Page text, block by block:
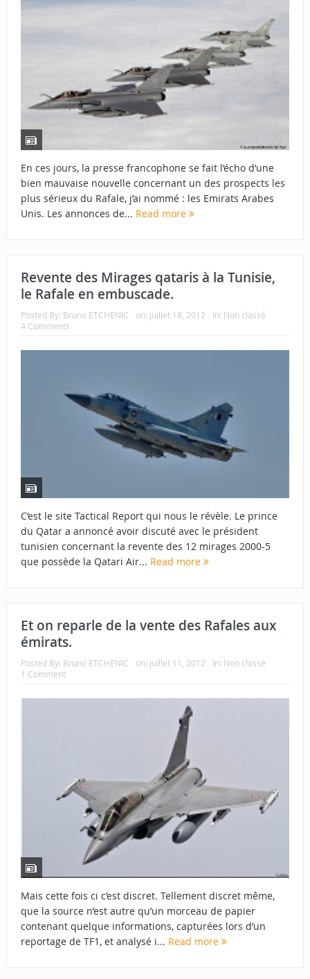
En ces jours, la presse francophone se fait l’écho d’une
bien mauvaise nouvelle concernant un des prospects les
plus sérieux du Rafale, j’ai nommé : les Emirats Arabes
Unis. Les annonces de... Read more
Revente des Mirages qataris à la Tunisie,
le Rafale en embuscade.
Posted By: Bruno ETCHENIC on: juillet 18, 2012 In: Non classé
4 Comments
C’est le site Tactical Report qui nous le révèle. Le prince
du Qatar a annoncé avoir discuté avec le président
tunisien concernant la revente des 12 mirages 2000-5
que possède la Qatari Air... Read more
Et on reparle de la vente des Rafales aux
émirats.
Posted By: Bruno ETCHENIC on: juillet 11, 2012 In: Non classé
1 Comment
Mais cette fois ci c’est discret. Tellement discret même,
que la source n’est autre qu’un morceau de papier
contenant quelque informations, capturées lors d’un
reportage de TF1, et analysé i... Read more